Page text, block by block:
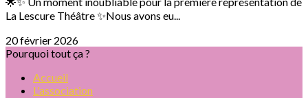
La Lescure Théâtre ✨Nous avons eu...
20 février 2026
Pourquoi tout ça ?
Accueil
L'association